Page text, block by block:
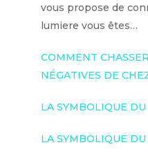
vous propose de
lumiere vous êtes…
COMMENT
NÉGATIVES DE
LA SYMBOLIQUE
LA SYMBOLIQUE